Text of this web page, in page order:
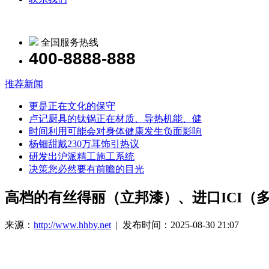
全国服务热线
400-8888-888
推荐新闻
更是正在文化的保守
卢记厨具的钛锅正在材质、导热机能、健
时间利用可能会对身体健康发生负面影响
杨钿甜戴230万耳饰引热议
研发出沪派精工施工系统
决策您必然要有前瞻的目光
高档的有丝得丽（立邦漆）、进口ICI（
来源： http://www.hhby.net | 发布时间：2025-08-30 21:07